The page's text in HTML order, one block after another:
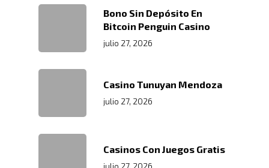
Bono Sin Depósito En
Bitcoin Penguin Casino
julio 27, 2026
Casino Tunuyan Mendoza
julio 27, 2026
Casinos Con Juegos Gratis
julio 27, 2026